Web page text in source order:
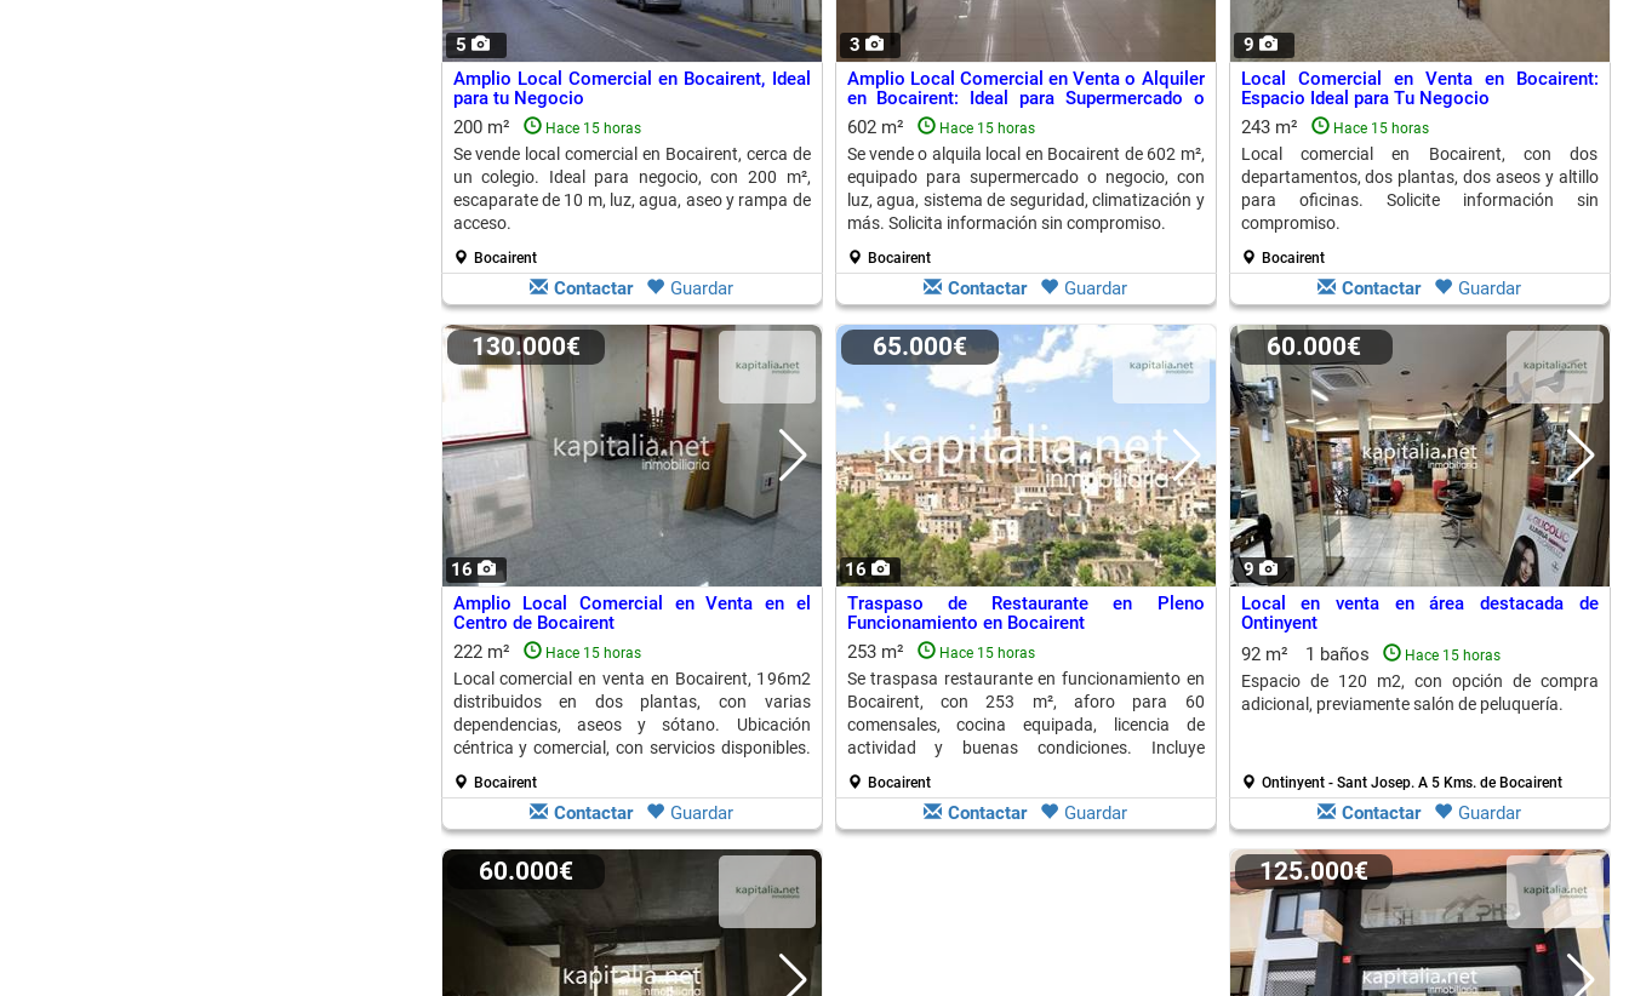
5
Amplio Local Comercial en Bocairent, Ideal
para tu Negocio
200 m²
Hace 15 horas
Se vende local comercial en Bocairent, cerca de
un colegio. Ideal para negocio, con 200 m²,
escaparate de 10 m, luz, agua, aseo y rampa de
acceso.
Bocairent
Contactar Guardar
3
Amplio Local Comercial en Venta o Alquiler
en Bocairent: Ideal para Supermercado o
Negocio
602 m² Hace 15 horas
Se vende o alquila local en Bocairent de 602 m²,
equipado para supermercado o negocio, con
luz, agua, sistema de seguridad, climatización y
más. Solicita información sin compromiso.
Bocairent
Contactar Guardar
9
Local Comercial en Venta en Bocairent:
Espacio Ideal para Tu Negocio
243 m²
Hace 15 horas
Local comercial en Bocairent, con dos
departamentos, dos plantas, dos aseos y altillo
para oficinas. Solicite información sin
compromiso.
Bocairent
Contactar Guardar
16
130.000€
Amplio Local Comercial en Venta en el
Centro de Bocairent
222 m²
Hace 15 horas
Local comercial en venta en Bocairent, 196m2
distribuidos en dos plantas, con varias
dependencias, aseos y sótano. Ubicación
céntrica y comercial, con servicios disponibles.
Rentable.
Bocairent
Contactar Guardar
16
65.000€
Traspaso de Restaurante en Pleno
Funcionamiento en Bocairent
253 m²
Hace 15 horas
Se traspasa restaurante en funcionamiento en
Bocairent, con 253 m², aforo para 60
comensales, cocina equipada, licencia de
actividad y buenas condiciones. Incluye
almacén y acceso adaptado.
Bocairent
Contactar Guardar
9
60.000€
Local en venta en área destacada de
Ontinyent
92 m²
1 baños Hace 15 horas
Espacio de 120 m2, con opción de compra
adicional, previamente salón de peluquería.
Ontinyent - Sant Josep. A 5 Kms. de Bocairent
Contactar Guardar
60.000€ 125.000€